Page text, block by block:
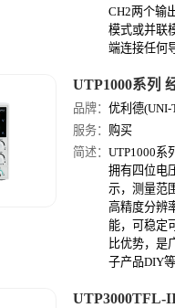
CH2两个输
模式或并联
端连接任何
UTP1000系列
品牌：优利德(UNI-
服务： 购买
简述：UTP1000系
拥有四位电
示，测量范
高精度分辨
能，可稳定
比优势，是
子产品DIY
UTP3000TFL-